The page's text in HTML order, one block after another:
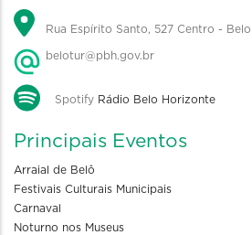
Rua Espírito Santo, 527 Centro -
belotur@pbh.gov.br
Spotify Rádio Belo Horizonte
Principais Eventos
Arraial de Belô
Festivais Culturais Municipais
Carnaval
Noturno nos Museus